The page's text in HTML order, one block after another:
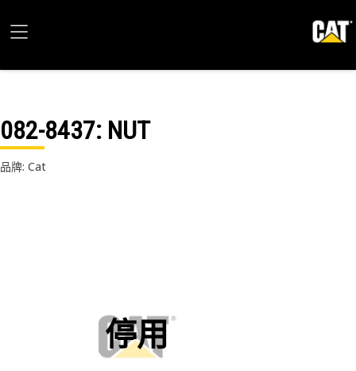
082-8437: NUT
品牌: Cat
停用